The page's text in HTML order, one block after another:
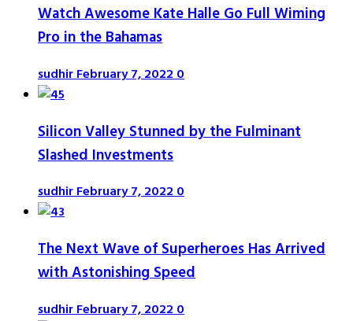
Watch Awesome Kate Halle Go Full Wiming
Pro in the Bahamas
sudhirFebruary 7, 20220
Silicon Valley Stunned by the Fulminant
Slashed Investments
sudhirFebruary 7, 20220
The Next Wave of Superheroes Has Arrived
with Astonishing Speed
sudhirFebruary 7, 20220